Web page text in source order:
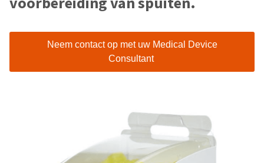
Neem contact op met uw Medical Device
Consultant